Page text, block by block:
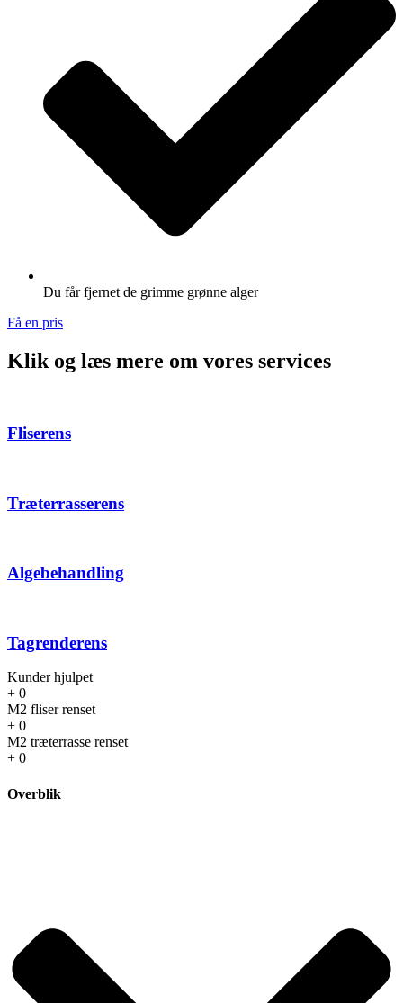
Du får fjernet de grimme grønne alger
Få en pris
Klik og læs mere om vores services
Fliserens
Træterrasserens
Algebehandling
Tagrenderens
Kunder hjulpet
+ 0
M2 fliser renset
+ 0
M2 træterrasse renset
+ 0
Overblik